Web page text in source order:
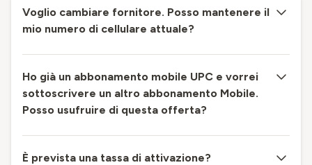
Voglio cambiare fornitore. Posso mantenere il
mio numero di cellulare attuale?
Ho già un abbonamento mobile UPC e vorrei
sottoscrivere un altro abbonamento Mobile.
Posso usufruire di questa offerta?
È prevista una tassa di attivazione?